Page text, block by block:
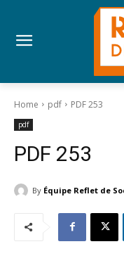
Home pdf PDF 253
pdf
PDF 253
By Équipe Reflet de